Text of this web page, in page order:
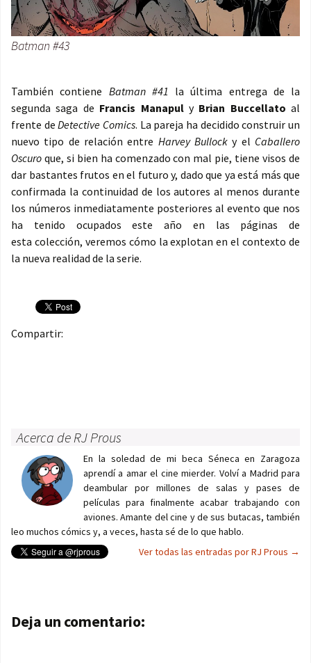
Batman #43
También contiene Batman #41 la última entrega de la
segunda saga de Francis Manapuly Brian Buccellato al
frente deDetective Comics. La pareja ha decidido construir un
nuevo tipo de relación entre Harvey Bullock y el Caballero
Oscuro que, si bien ha comenzado con mal pie, tiene visos de
dar bastantes frutos en el futuro y, dado que ya está más que
confirmada la continuidad de los autores al menos durante
los números inmediatamente posteriores al evento que nos
ha tenido ocupados este año en las páginas de
esta colección, veremos cómo la explotan en el contexto de
la nueva realidad de la serie.
Compartir:
Acerca de RJ Prous
En la soledad de mi beca Séneca en Zaragoza
aprendí a amar el cine mierder. Volví a Madrid para
deambular por millones de salas y pases de
películas para finalmente acabar trabajando con
aviones. Amante del cine y de sus butacas, también
leo muchos cómics y, a veces, hasta sé de lo que hablo.
Ver todas las entradas por RJ Prous →
Navegación de entradas
Deja un comentario: